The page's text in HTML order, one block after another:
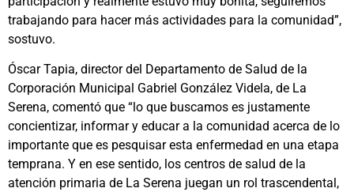
trabajando para hacer más actividades para la comunidad”,
sostuvo.
Óscar Tapia, director del Departamento de Salud de la
Corporación Municipal Gabriel González Videla, de La
Serena, comentó que “lo que buscamos es justamente
concientizar, informar y educar a la comunidad acerca de lo
importante que es pesquisar esta enfermedad en una etapa
temprana. Y en ese sentido, los centros de salud de la
atención primaria de La Serena juegan un rol trascendental,